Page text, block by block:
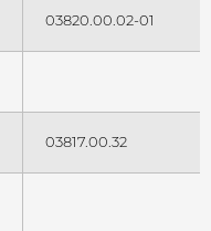
03820.00.02-01
03817.00.32